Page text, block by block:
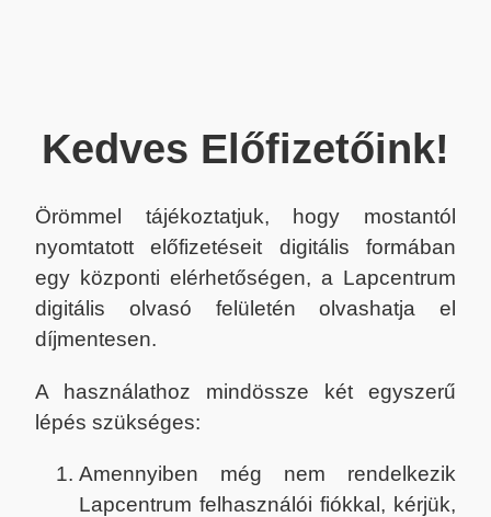
Kedves Előfizetőink!
Örömmel tájékoztatjuk, hogy mostantól
nyomtatott előfizetéseit digitális formában
egy központi elérhetőségen, a Lapcentrum
digitális olvasó felületén olvashatja el
díjmentesen.
A használathoz mindössze két egyszerű
lépés szükséges:
Amennyiben még nem rendelkezik
Lapcentrum felhasználói fiókkal, kérjük,